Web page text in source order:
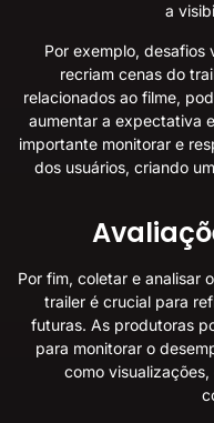
a
Por exemplo, desafios
recriam cenas do
relacionados ao filme,
aumentar a expectativa
importante monitorar e
dos usuários, criando
Por fim, coletar e analisar
trailer é crucial para
futuras. As produtoras
para monitorar o
como